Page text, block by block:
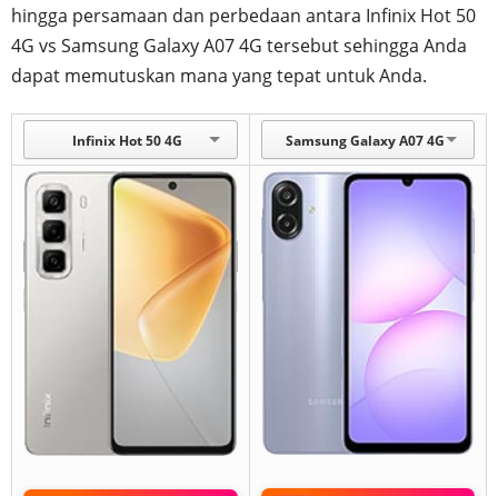
hingga persamaan dan perbedaan antara Infinix Hot 50
4G vs Samsung Galaxy A07 4G tersebut sehingga Anda
dapat memutuskan mana yang tepat untuk Anda.
Infinix Hot 50 4G Samsung Galaxy A07 4G